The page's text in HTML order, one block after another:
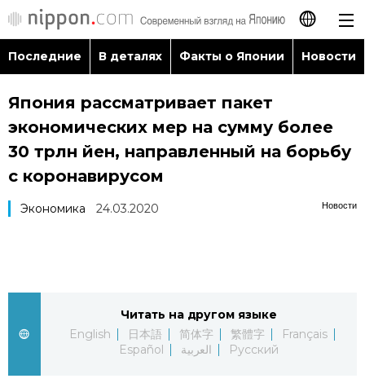
日本語
English
简体字
العربية
Последние
В деталях
Новости
Путеводитель по Японии
Последние В деталях Факты о Японии Новости
Япония рассматривает пакет
экономических мер на сумму более
30 трлн йен, направленный на борьбу
с коронавирусом
Новости
Экономика 24.03.2020
Читать на другом языке
English
日本語 简体字 繁體字
Français
Español
العربية Русский